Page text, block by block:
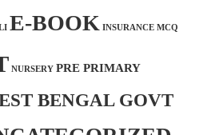
E-BOOK INSURANCE MCQ
NURSERY PRE PRIMARY
BENGAL GOVT